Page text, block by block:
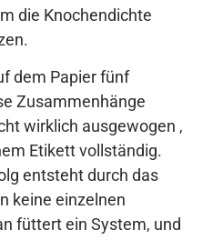
die Knochendichte
dem Papier fünf
Zusammenhänge
wirklich ausgewogen ,
Etikett vollständig.
entsteht durch das
keine einzelnen
füttert ein System, und